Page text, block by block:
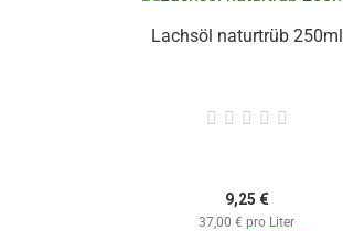
Lachsöl naturtrüb 250ml
9,25 €
37,00 € pro Liter